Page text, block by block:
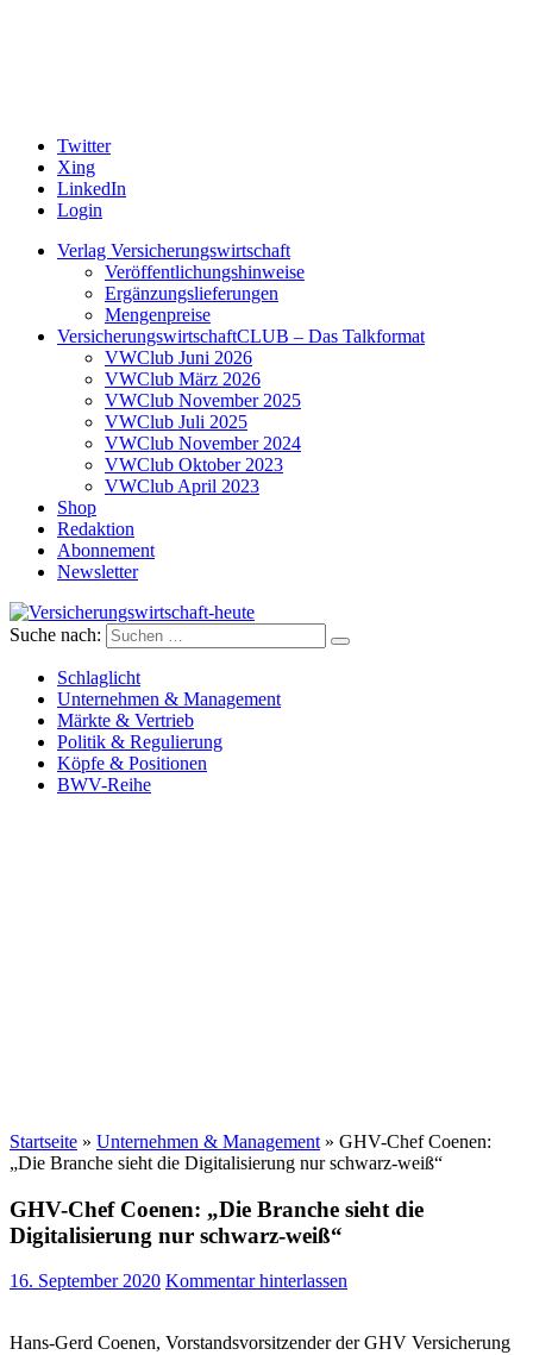
Twitter
Xing
LinkedIn
Login
Verlag Versicherungswirtschaft
Veröffentlichungshinweise
Ergänzungslieferungen
Mengenpreise
VersicherungswirtschaftCLUB – Das Talkformat
VWClub Juni 2026
VWClub März 2026
VWClub November 2025
VWClub Juli 2025
VWClub November 2024
VWClub Oktober 2023
VWClub April 2023
Shop
Redaktion
Abonnement
Newsletter
Versicherungswirtschaft-heute
Suche nach:
Schlaglicht
Unternehmen & Management
Märkte & Vertrieb
Politik & Regulierung
Köpfe & Positionen
BWV-Reihe
Startseite » Unternehmen & Management » GHV-Chef Coenen:
„Die Branche sieht die Digitalisierung nur schwarz-weiß“
GHV-Chef Coenen: „Die Branche sieht die
Digitalisierung nur schwarz-weiß“
16. September 2020 Kommentar hinterlassen
Hans-Gerd Coenen, Vorstandsvorsitzender der GHV Versicherung